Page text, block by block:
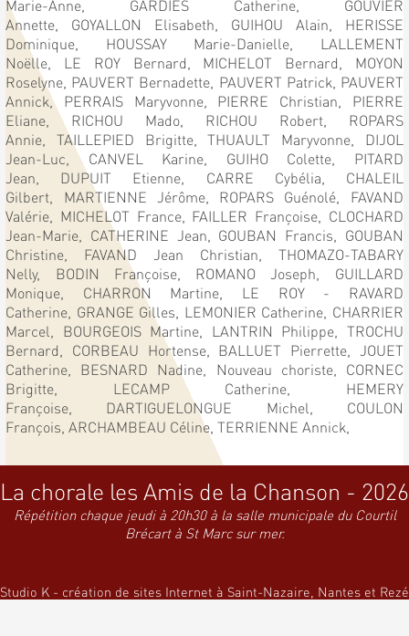
Marie-Anne, GARDIES Catherine, GOUVIER
Annette, GOYALLON Elisabeth, GUIHOU Alain, HERISSE
Dominique, HOUSSAY Marie-Danielle, LALLEMENT
Noëlle, LE ROY Bernard, MICHELOT Bernard, MOYON
Roselyne, PAUVERT Bernadette, PAUVERT Patrick, PAUVERT
Annick, PERRAIS Maryvonne, PIERRE Christian, PIERRE
Eliane, RICHOU Mado, RICHOU Robert, ROPARS
Annie,TAILLEPIED Brigitte,THUAULT Maryvonne, DIJOL
Jean-Luc, CANVEL Karine, GUIHO Colette, PITARD
Jean, DUPUIT Etienne, CARRE Cybélia, CHALEIL
Gilbert, MARTIENNE Jérôme, ROPARS Guénolé, FAVAND
Valérie, MICHELOT France, FAILLER Françoise, CLOCHARD
Jean-Marie, CATHERINE Jean, GOUBAN Francis, GOUBAN
Christine, FAVAND Jean Christian, THOMAZO-TABARY
Nelly, BODIN Françoise, ROMANO Joseph, GUILLARD
Monique, CHARRON Martine, LE ROY - RAVARD
Catherine, GRANGE Gilles, LEMONIER Catherine, CHARRIER
Marcel, BOURGEOIS Martine, LANTRIN Philippe, TROCHU
Bernard, CORBEAU Hortense, BALLUET Pierrette, JOUET
Catherine, BESNARD Nadine, Nouveau choriste, CORNEC
Brigitte, LECAMP Catherine, HEMERY
Françoise, DARTIGUELONGUE Michel, COULON
François,ARCHAMBEAU Céline,TERRIENNE Annick,
La chorale les Amis de la Chanson - 2026
Répétition chaque jeudi à 20h30 à la salle municipale du Courtil
Brécart à St Marc sur mer.
Studio K - création de sites Internet à Saint-Nazaire, Nantes et Rezé